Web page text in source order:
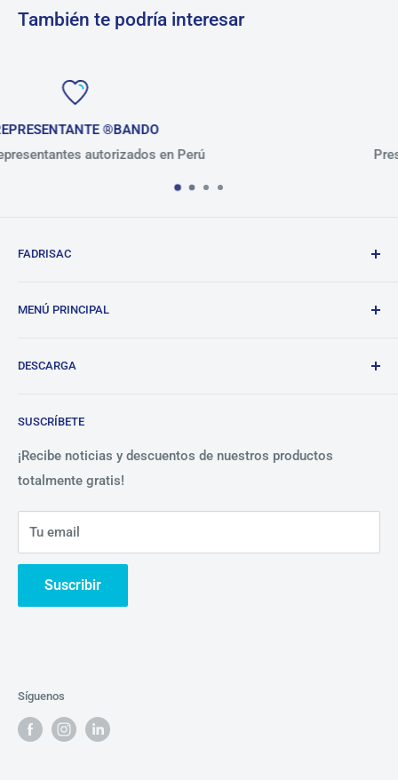
También te podría interesar
Presentes en el mercado peruano
FADRISAC
MENÚ PRINCIPAL
Tienda
Beneficios
Nosotros
Contáctanos
DESCARGA
Política de Privacidad
SUSCRÍBETE
¡Recibe noticias y descuentos de nuestros productos
totalmente gratis!
Tu email
Suscribir
Síguenos